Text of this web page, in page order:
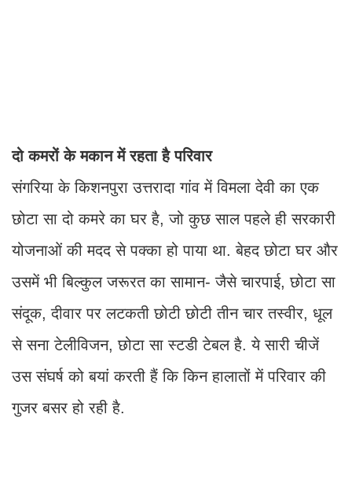
दो कमरों के मकान में रहता है परिवार
संगरिया के किशनपुरा उत्तरादा गांव में विमला देवी का एक
छोटा सा दो कमरे का घर है, जो कुछ साल पहले ही सरकारी
योजनाओं की मदद से पक्का हो पाया था. बेहद छोटा घर और
उसमें भी बिल्कुल जरूरत का सामान- जैसे चारपाई, छोटा सा
संदूक, दीवार पर लटकती छोटी छोटी तीन चार तस्वीर, धूल
से सना टेलीविजन, छोटा सा स्टडी टेबल है. ये सारी चीजें
उस संघर्ष को बयां करती हैं कि किन हालातों में परिवार की
गुजर बसर हो रही है.